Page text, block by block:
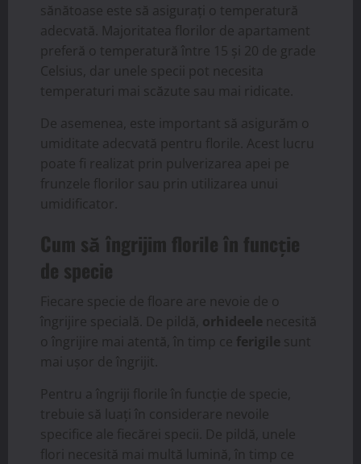
sănătoase este să asigurați o temperatură
adecvată. Majoritatea florilor de apartament
preferă o temperatură între 15 și 20 de grade
Celsius, dar unele specii pot necesita
temperaturi mai scăzute sau mai ridicate.
De asemenea, este important să asigurăm o
umiditate adecvată pentru florile. Acest lucru
poate fi realizat prin pulverizarea apei pe
frunzele florilor sau prin utilizarea unui
umidificator.
Cum să îngrijim florile în funcție
de specie
Fiecare specie de floare are nevoie de o
îngrijire specială. De pildă, orhideele necesită
o îngrijire mai atentă, în timp ce ferigile sunt
mai ușor de îngrijit.
Pentru a îngriji florile în funcție de specie,
trebuie să luați în considerare nevoile
specifice ale fiecărei specii. De pildă, unele
flori necesită mai multă lumină, în timp ce